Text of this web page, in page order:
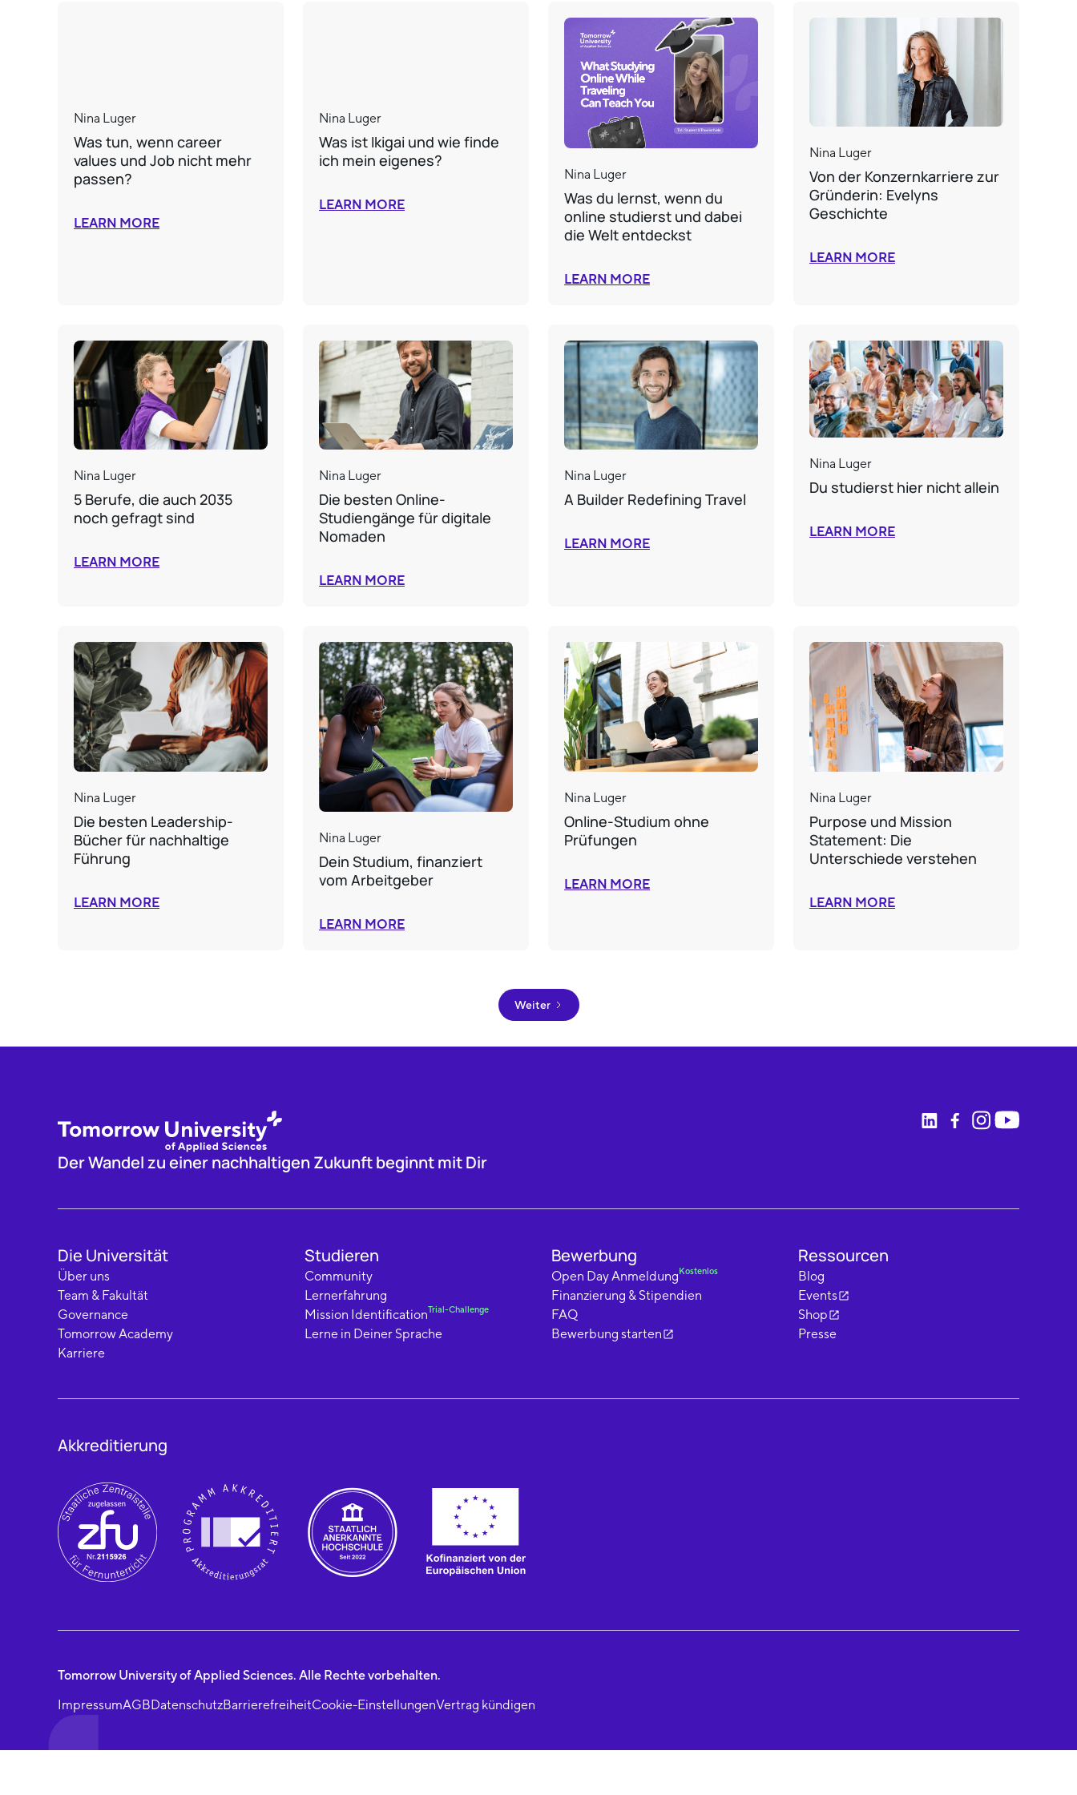
Nina Luger
Was tun, wenn career
values und Job nicht mehr
passen?
LEARN MORE
Nina Luger
Was ist Ikigai und wie finde
ich mein eigenes?
LEARN MORE
Nina Luger
Was du lernst, wenn du
online studierst und dabei
die Welt entdeckst
LEARN MORE
Nina Luger
Von der Konzernkarriere zur
Gründerin: Evelyns
Geschichte
LEARN MORE
Nina Luger
5 Berufe, die auch 2035
noch gefragt sind
LEARN MORE
Nina Luger
Die besten Online-
Studiengänge für digitale
Nomaden
LEARN MORE
Nina Luger
A Builder Redefining Travel
LEARN MORE
Nina Luger
Du studierst hier nicht allein
LEARN MORE
Nina Luger
Die besten Leadership-
Bücher für nachhaltige
Führung
LEARN MORE
Nina Luger
Dein Studium, finanziert
vom Arbeitgeber
LEARN MORE
Nina Luger
Online-Studium ohne
Prüfungen
LEARN MORE
Nina Luger
Purpose und Mission
Statement: Die
Unterschiede verstehen
LEARN MORE
Weiter
Der Wandel zu einer nachhaltigen Zukunft beginnt mit Dir
Die Universität
Über uns
Team & Fakultät
Governance
Tomorrow Academy
Karriere
Studieren
Community
Lernerfahrung
Mission IdentificationTrial-Challenge
Lerne in Deiner Sprache
Bewerbung
Open Day AnmeldungKostenlos
Finanzierung & Stipendien
FAQ
Bewerbung starten
Ressourcen
Blog
Events
Shop
Presse
Akkreditierung
Tomorrow University of Applied Sciences. Alle Rechte vorbehalten.
ImpressumAGBDatenschutzBarrierefreiheitCookie-EinstellungenVertrag kündigen